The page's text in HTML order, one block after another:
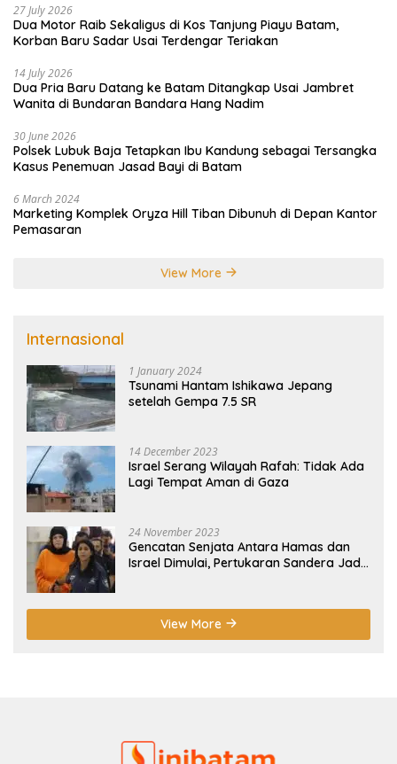
27 July 2026
Dua Motor Raib Sekaligus di Kos Tanjung Piayu Batam,
Korban Baru Sadar Usai Terdengar Teriakan
14 July 2026
Dua Pria Baru Datang ke Batam Ditangkap Usai Jambret
Wanita di Bundaran Bandara Hang Nadim
30 June 2026
Polsek Lubuk Baja Tetapkan Ibu Kandung sebagai Tersangka
Kasus Penemuan Jasad Bayi di Batam
6 March 2024
Marketing Komplek Oryza Hill Tiban Dibunuh di Depan Kantor
Pemasaran
View More
Internasional
1 January 2024
Tsunami Hantam Ishikawa Jepang
setelah Gempa 7.5 SR
14 December 2023
Israel Serang Wilayah Rafah: Tidak Ada
Lagi Tempat Aman di Gaza
24 November 2023
Gencatan Senjata Antara Hamas dan
Israel Dimulai, Pertukaran Sandera Jadi
View More